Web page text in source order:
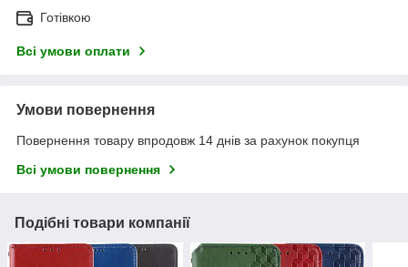
Готівкою
Всі умови оплати
Умови повернення
Повернення товару впродовж 14 днів за рахунок покупця
Всі умови повернення
Подібні товари компанії